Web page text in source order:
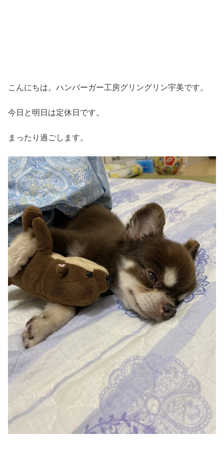
こんにちは。ハンバーガー工房グリングリン宇美です。
今日と明日は定休日です。
まったり過ごします。